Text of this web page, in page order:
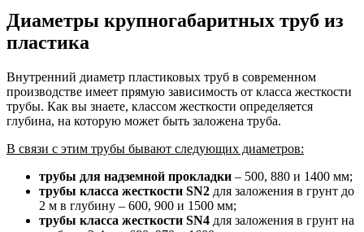
Диаметры крупногабаритных труб из
пластика
Внутренний диаметр пластиковых труб в современном
производстве имеет прямую зависимость от класса жесткости
трубы. Как вы знаете, классом жесткости определяется
глубина, на которую может быть заложена труба.
В связи с этим трубы бывают следующих диаметров:
трубы для надземной прокладки – 500, 880 и 1400 мм;
трубы класса жесткости SN2 для заложения в грунт до
2 м в глубину – 600, 900 и 1500 мм;
трубы класса жесткости SN4 для заложения в грунт на